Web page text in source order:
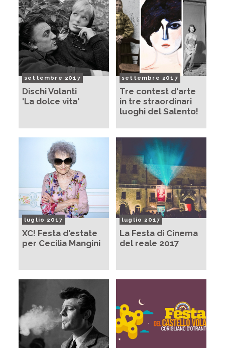
settembre 2017
Dischi Volanti
'La dolce vita'
settembre 2017
Tre contest d'arte
in tre straordinari
luoghi del Salento!
luglio 2017
XC! Festa d'estate
per Cecilia Mangini
luglio 2017
La Festa di Cinema
del reale 2017